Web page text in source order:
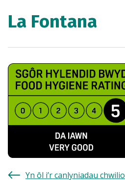
La Fontana
Yn ôl i’r canlyniadau chwilio